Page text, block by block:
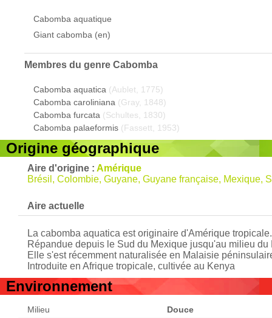
Cabomba aquatique
Giant cabomba (en)
Membres du genre Cabomba
Cabomba aquatica (Aublet, 1775)
Cabomba caroliniana (Gray, 1848)
Cabomba furcata (Schultes, 1830)
Cabomba palaeformis (Fassett, 1953)
Origine géographique
Aire d'origine : Amérique
Brésil, Colombie, Guyane, Guyane française, Mexique,
Aire actuelle
La cabomba aquatica est originaire d'Amérique
Répandue depuis le Sud du Mexique jusqu'au milieu
Elle s'est récemment naturalisée en Malaisie
Introduite en Afrique tropicale, cultivée au Kenya
Environnement
Milieu Douce